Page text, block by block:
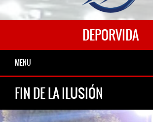
DEPORVIDA
MENU
FIN DE LA ILUSIÓN